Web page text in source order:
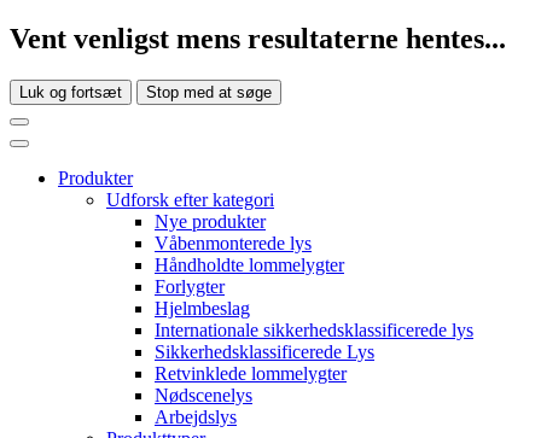
Vent venligst mens resultaterne hentes...
Luk og fortsæt Stop med at søge
Produkter
Udforsk efter kategori
Nye produkter
Våbenmonterede lys
Håndholdte lommelygter
Forlygter
Hjelmbeslag
Internationale sikkerhedsklassificerede lys
Sikkerhedsklassificerede Lys
Retvinklede lommelygter
Nødscenelys
Arbejdslys